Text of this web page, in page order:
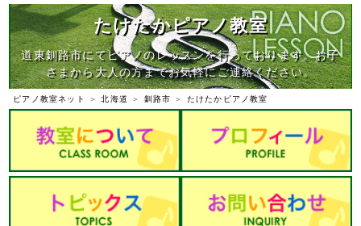
たけたかピアノ教室
道東釧路市にてピアノのレッスンを行っております。お子
さまから大人の方までお気軽にご連絡ください。
ピアノ教室ネット ＞北海道 ＞ 釧路市 ＞ たけたかピアノ教室